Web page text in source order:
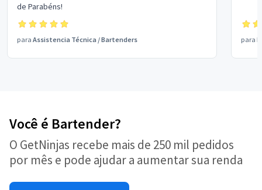
de Parabéns!
para Assistencia Técnica /Bartenders para
Você é Bartender?
O GetNinjas recebe mais de 250 mil pedidos
por mês e pode ajudar a aumentar sua renda